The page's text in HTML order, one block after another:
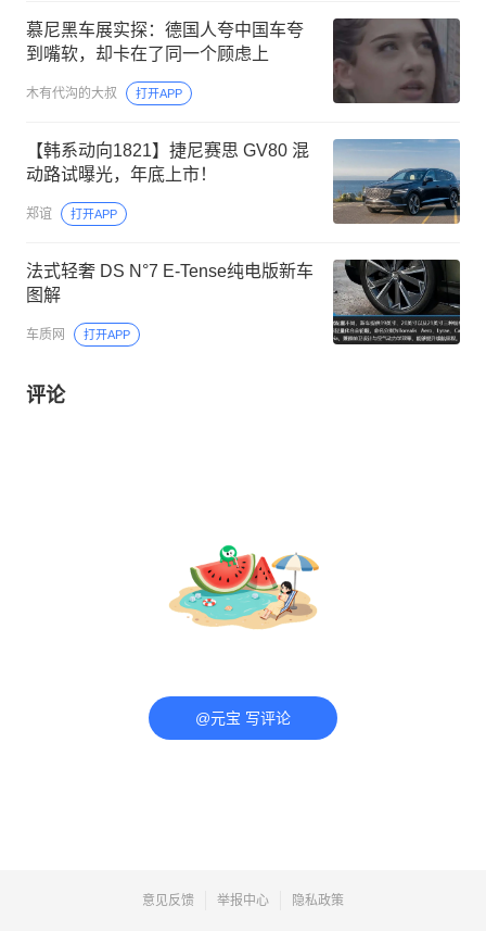
慕尼黑车展实探：德国人夸中国车夸
到嘴软，却卡在了同一个顾虑上
木有代沟的大叔 打开APP
【韩系动向1821】捷尼赛思 GV80 混
动路试曝光，年底上市！
郑谊 打开APP
法式轻奢 DS N°7 E-Tense纯电版新车
图解
车质网 打开APP
评论
@元宝 写评论
意见反馈 举报中心 隐私政策